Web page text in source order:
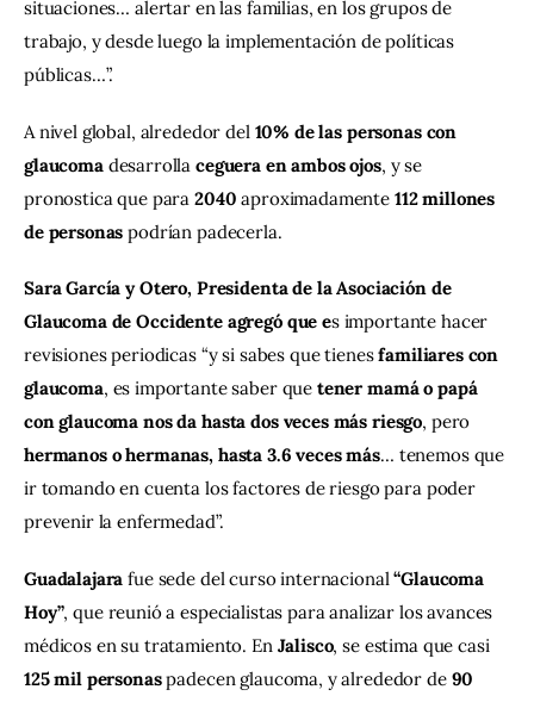
situaciones… alertar en las familias, en los grupos de
trabajo, y desde luego la implementación de políticas
públicas…”.
A nivel global, alrededor del 10% de las personas con
glaucoma desarrolla ceguera en ambos ojos, y se
pronostica que para 2040 aproximadamente 112 millones
de personas podrían padecerla.
Sara García y Otero, Presidenta de la Asociación de
Glaucoma de Occidente agregó que es importante hacer
revisiones periodicas “y si sabes que tienes familiares con
glaucoma, es importante saber que tener mamá o papá
con glaucoma nos da hasta dos veces más riesgo, pero
hermanos o hermanas, hasta 3.6 veces más… tenemos que
ir tomando en cuenta los factores de riesgo para poder
prevenir la enfermedad”.
Guadalajara fue sede del curso internacional “Glaucoma
Hoy”, que reunió a especialistas para analizar los avances
médicos en su tratamiento. En Jalisco, se estima que casi
125 mil personas padecen glaucoma, y alrededor de 90